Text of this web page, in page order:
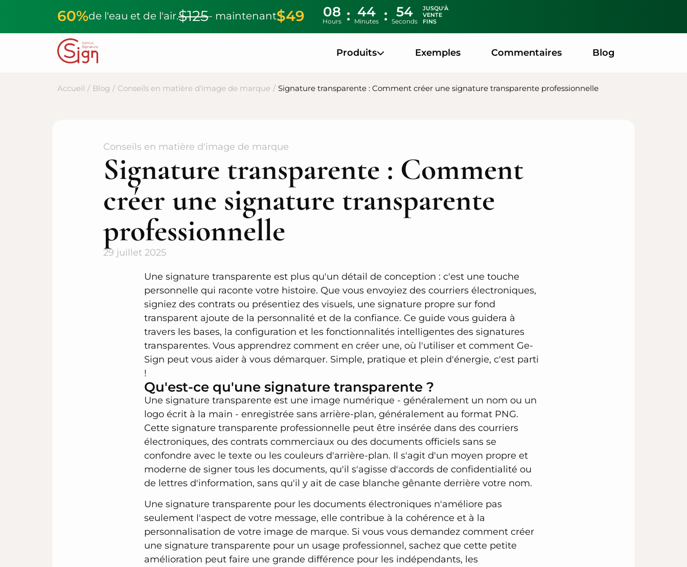
60%de l'eau et de l'air.$125- maintenant$49 08
Hours
44
Minutes
53
Seconds
JUSQU'À
VENTE
FINS
Produits Exemples Commentaires Blog
Accueil / Blog / Conseils en matière d'image de marque / Signature transparente : Comment créer une signature transparente professionnelle
Conseils en matière d'image de marque
Signature transparente : Comment
créer une signature transparente
professionnelle
29 juillet 2025
Une signature transparente est plus qu'un détail de conception : c'est une touche
personnelle qui raconte votre histoire. Que vous envoyiez des courriers électroniques,
signiez des contrats ou présentiez des visuels, une signature propre sur fond
transparent ajoute de la personnalité et de la confiance. Ce guide vous guidera à
travers les bases, la configuration et les fonctionnalités intelligentes des signatures
transparentes. Vous apprendrez comment en créer une, où l'utiliser et comment Ge-
Sign peut vous aider à vous démarquer. Simple, pratique et plein d'énergie, c'est parti
!
Qu'est-ce qu'une signature transparente ?
Une signature transparente est une image numérique - généralement un nom ou un
logo écrit à la main - enregistrée sans arrière-plan, généralement au format PNG.
Cette signature transparente professionnelle peut être insérée dans des courriers
électroniques, des contrats commerciaux ou des documents officiels sans se
confondre avec le texte ou les couleurs d'arrière-plan. Il s'agit d'un moyen propre et
moderne de signer tous les documents, qu'il s'agisse d'accords de confidentialité ou
de lettres d'information, sans qu'il y ait de case blanche gênante derrière votre nom.
Une signature transparente pour les documents électroniques n'améliore pas
seulement l'aspect de votre message, elle contribue à la cohérence et à la
personnalisation de votre image de marque. Si vous vous demandez comment créer
une signature transparente pour un usage professionnel, sachez que cette petite
amélioration peut faire une grande différence pour les indépendants, les